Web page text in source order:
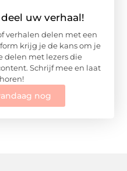
uw verhaal!
verhalen delen met een
krijg je de kans om je
delen met lezers die
Schrijf mee en laat
nog